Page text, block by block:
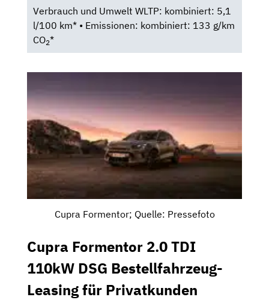
Verbrauch und Umwelt WLTP: kombiniert: 5,1
l/100 km* • Emissionen: kombiniert: 133 g/km
CO2*
Cupra Formentor; Quelle: Pressefoto
Cupra Formentor 2.0 TDI
110kW DSG Bestellfahrzeug-
Leasing für Privatkunden